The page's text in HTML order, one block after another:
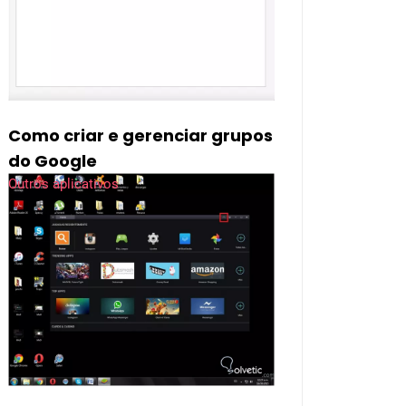
Como criar e gerenciar grupos
do Google
Outros aplicativos